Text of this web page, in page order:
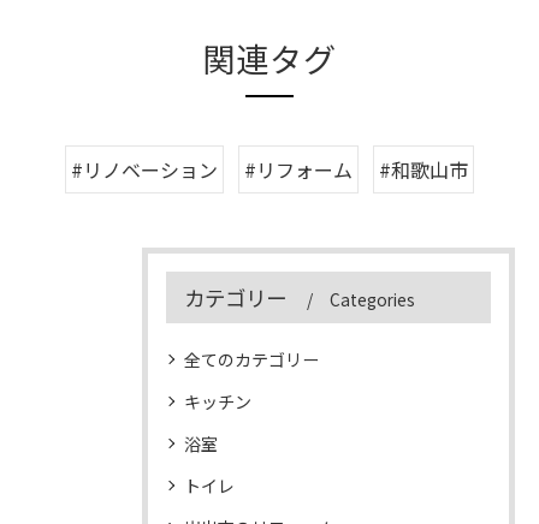
関連タグ
#リノベーション #リフォーム #和歌山市
カテゴリー Categories
全てのカテゴリー
キッチン
浴室
トイレ